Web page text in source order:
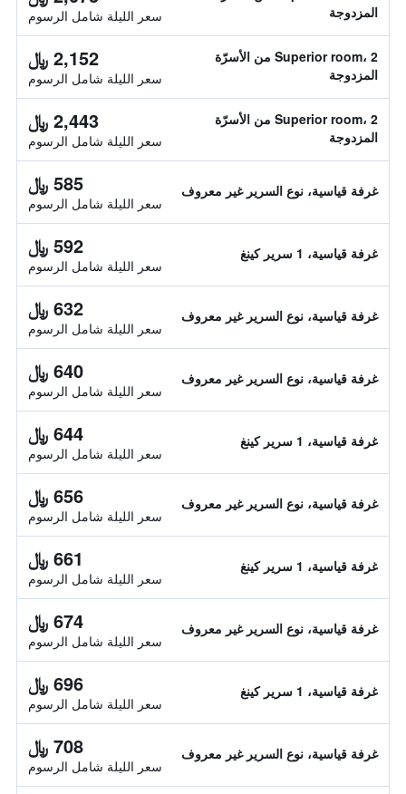
المزدوجة
سعر الليلة شامل الرسوم
Superior room، 2 من الأسرّة
المزدوجة
2,152 ﷼
سعر الليلة شامل الرسوم
Superior room، 2 من الأسرّة
المزدوجة
2,443 ﷼
سعر الليلة شامل الرسوم
غرفة قياسية، نوع السرير غير معروف 585 ﷼
سعر الليلة شامل الرسوم
غرفة قياسية، 1 سرير كينغ 592 ﷼
سعر الليلة شامل الرسوم
غرفة قياسية، نوع السرير غير معروف 632 ﷼
سعر الليلة شامل الرسوم
غرفة قياسية، نوع السرير غير معروف 640 ﷼
سعر الليلة شامل الرسوم
غرفة قياسية، 1 سرير كينغ 644 ﷼
سعر الليلة شامل الرسوم
غرفة قياسية، نوع السرير غير معروف 656 ﷼
سعر الليلة شامل الرسوم
غرفة قياسية، 1 سرير كينغ 661 ﷼
سعر الليلة شامل الرسوم
غرفة قياسية، نوع السرير غير معروف 674 ﷼
سعر الليلة شامل الرسوم
غرفة قياسية، 1 سرير كينغ 696 ﷼
سعر الليلة شامل الرسوم
غرفة قياسية، نوع السرير غير معروف 708 ﷼
سعر الليلة شامل الرسوم